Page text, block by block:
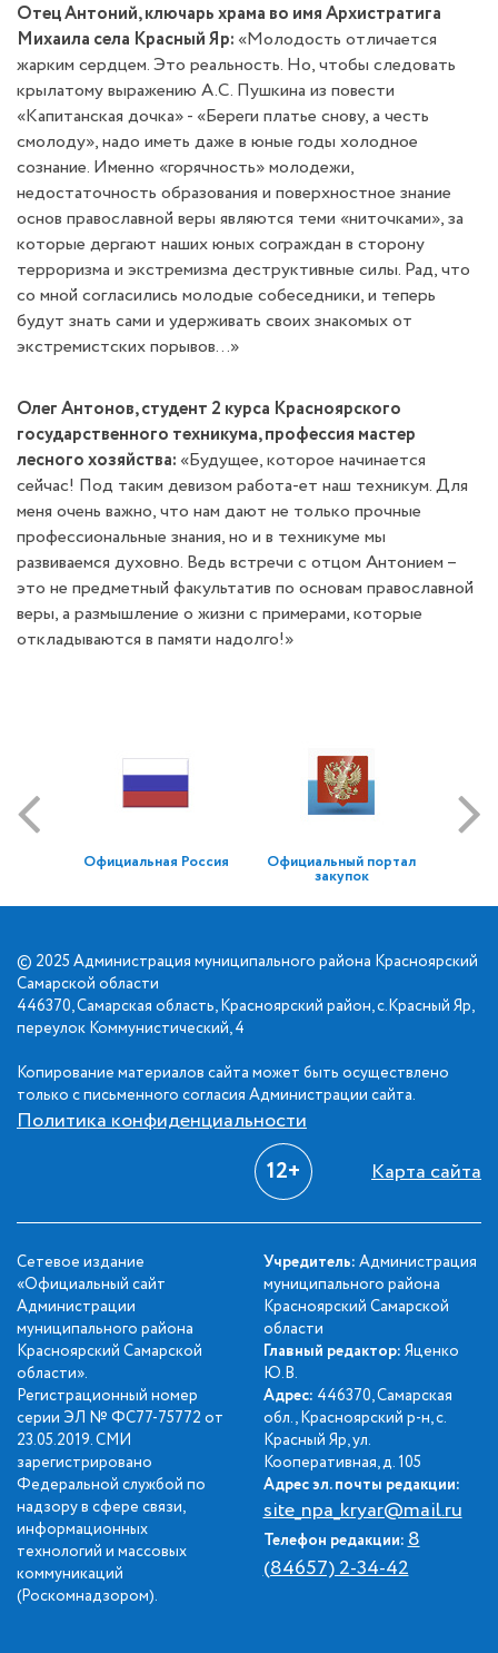
Отец Антоний, ключарь храма во имя Архистратига
Михаила села Красный Яр: «Молодость отличается
жарким сердцем. Это реальность. Но, чтобы следовать
крылатому выражению А.С. Пушкина из повести
«Капитанская дочка» - «Береги платье снову, а честь
смолоду», надо иметь даже в юные годы холодное
сознание. Именно «горячность» молодежи,
недостаточность образования и поверхностное знание
основ православной веры являются теми «ниточками», за
которые дергают наших юных сограждан в сторону
терроризма и экстремизма деструктивные силы. Рад, что
со мной согласились молодые собеседники, и теперь
будут знать сами и удерживать своих знакомых от
экстремистских порывов…»
Олег Антонов, студент 2 курса Красноярского
государственного техникума, профессия мастер
лесного хозяйства: «Будущее, которое начинается
сейчас! Под таким девизом работа-ет наш техникум. Для
меня очень важно, что нам дают не только прочные
профессиональные знания, но и в техникуме мы
развиваемся духовно. Ведь встречи с отцом Антонием –
это не предметный факультатив по основам православной
веры, а размышление о жизни с примерами, которые
откладываются в памяти надолго!»
Официальная Россия Официальный портал
закупок
© 2025 Администрация муниципального района Красноярский
Самарской области
446370, Самарская область, Красноярский район, с.Красный Яр,
переулок Коммунистический, 4
Копирование материалов сайта может быть осуществлено
только с письменного согласия Администрации сайта.
Политика конфиденциальности
12+ Карта сайта
Сетевое издание
«Официальный сайт
Администрации
муниципального района
Красноярский Самарской
области».
Регистрационный номер
серии ЭЛ № ФС77-75772 от
23.05.2019. СМИ
зарегистрировано
Федеральной службой по
надзору в сфере связи,
информационных
технологий и массовых
коммуникаций
(Роскомнадзором).
Учредитель: Администрация
муниципального района
Красноярский Самарской
области
Главный редактор: Яценко
Ю.В.
Адрес: 446370, Самарская
обл., Красноярский р-н, с.
Красный Яр, ул.
Кооперативная, д. 105
Адрес эл. почты редакции:
site_npa_kryar@mail.ru
Телефон редакции:8
(84657) 2-34-42